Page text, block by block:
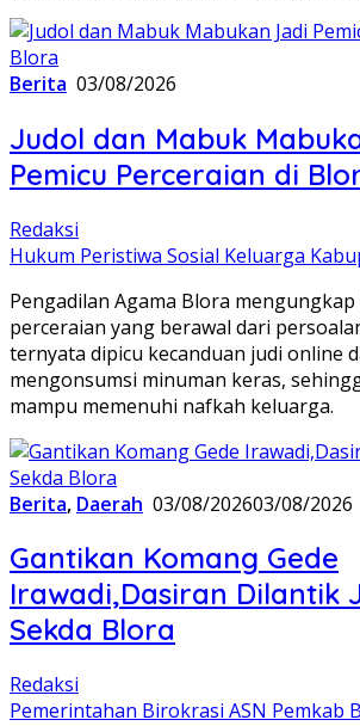
Berita 03/08/2026
Judol dan Mabuk
Pemicu Perceraian di
Redaksi
Hukum Peristiwa Sosial Keluarga
Pengadilan Agama Blora
perceraian yang berawal dari
ternyata dipicu kecanduan judi online
mengonsumsi minuman keras,
mampu memenuhi nafkah keluarga.
Berita, Daerah 03/08/202603/08/2026
Gantikan Komang Gede
Irawadi,Dasiran Dilantik
Sekda Blora
Redaksi
Pemerintahan Birokrasi ASN Pemkab